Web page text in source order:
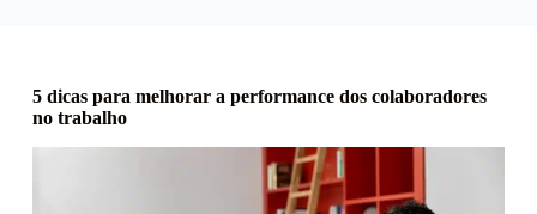
5 dicas para melhorar a performance dos colaboradores
no trabalho